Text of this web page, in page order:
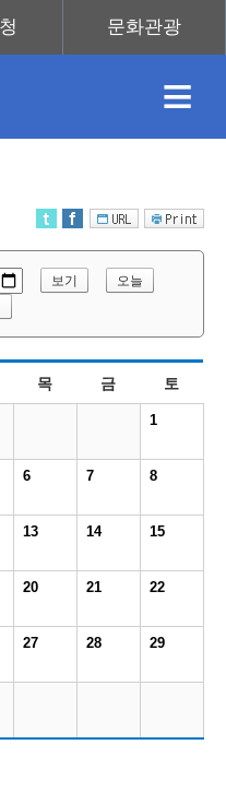
≡
정
보
정
보
훈
련
정
보
도
우
미
안
내
보기
오늘
목 금 토
1
6 7 8
13 14 15
20 21 22
27 28 29